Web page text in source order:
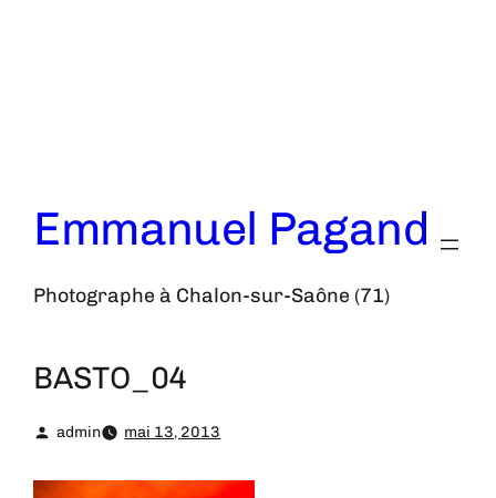
Emmanuel Pagand
Photographe à Chalon-sur-Saône (71)
BASTO_04
admin mai 13, 2013